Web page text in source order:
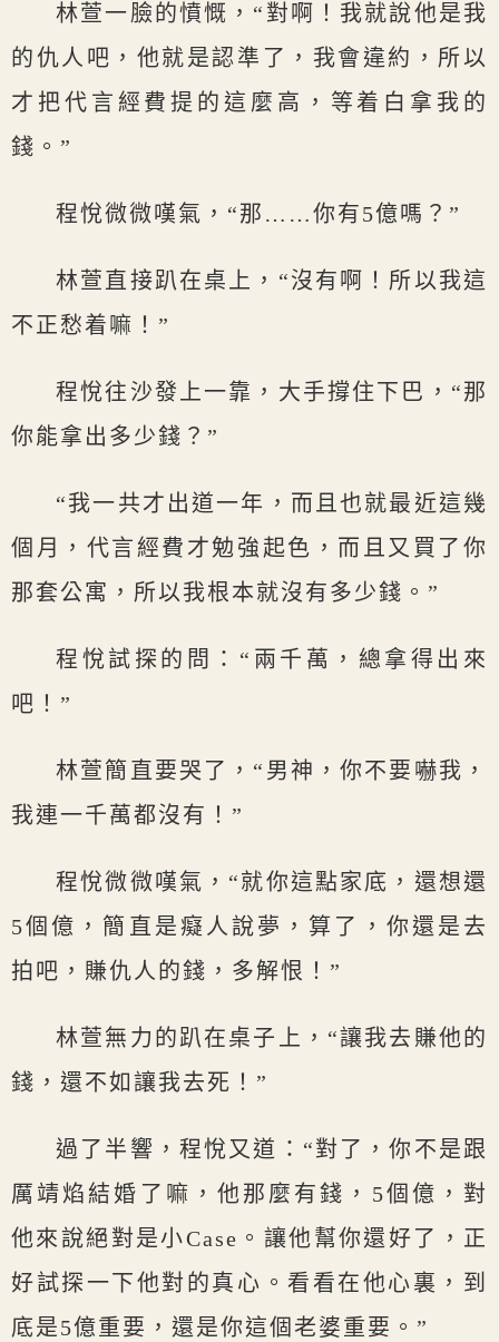
林萱一臉的憤慨，“對啊！我就說他是我
的仇人吧，他就是認準了，我會違約，所以
才把代言經費提的這麼高，等着白拿我的
錢。”
程悅微微嘆氣，“那……你有5億嗎？”
林萱直接趴在桌上，“沒有啊！所以我這
不正愁着嘛！”
程悅往沙發上一靠，大手撐住下巴，“那
你能拿出多少錢？”
“我一共才出道一年，而且也就最近這幾
個月，代言經費才勉強起色，而且又買了你
那套公寓，所以我根本就沒有多少錢。”
程悅試探的問：“兩千萬，總拿得出來
吧！”
林萱簡直要哭了，“男神，你不要嚇我，
我連一千萬都沒有！”
程悅微微嘆氣，“就你這點家底，還想還
5個億，簡直是癡人說夢，算了，你還是去
拍吧，賺仇人的錢，多解恨！”
林萱無力的趴在桌子上，“讓我去賺他的
錢，還不如讓我去死！”
過了半響，程悅又道：“對了，你不是跟
厲靖焰結婚了嘛，他那麼有錢，5個億，對
他來說絕對是小Case。讓他幫你還好了，正
好試探一下他對的真心。看看在他心裏，到
底是5億重要，還是你這個老婆重要。”